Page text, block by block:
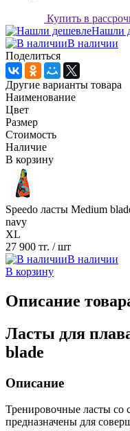
Купить в
Нашли
В наличии
Поделиться
Другие варианты товара
Наименование
Цвет
Размер
Стоимость
Наличие
В корзину
Speedo ласты Medium
navy
XL
27 900 тг. / шт
В наличии
В корзину
Описание
Ласты для
blade
Описание
Тренировочные ласты со
предназначены для